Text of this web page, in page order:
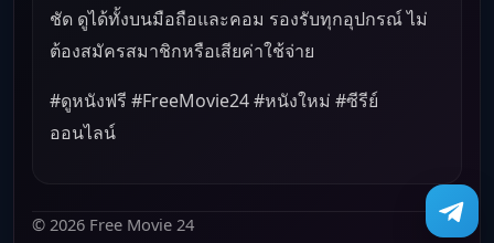
ชัด ดูได้ทั้งบนมือถือและคอม รองรับทุกอุปกรณ์ ไม่
ต้องสมัครสมาชิกหรือเสียค่าใช้จ่าย
#ดูหนังฟรี #FreeMovie24 #หนังใหม่ #ซีรีย์
ออนไลน์
© 2026 Free Movie 24